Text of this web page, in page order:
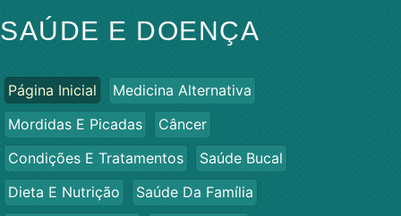
SAÚDE E DOENÇA
Página Inicial
Medicina Alternativa
Mordidas E Picadas
Câncer
Condições E Tratamentos
Saúde Bucal
Dieta E Nutrição
Saúde Da Família